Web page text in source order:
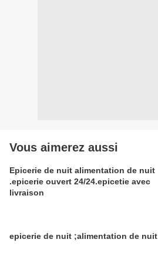
Vous aimerez aussi
Epicerie de nuit alimentation de nuit
.epicerie ouvert 24/24.epicetie avec
livraison
epicerie de nuit ;alimentation de nuit